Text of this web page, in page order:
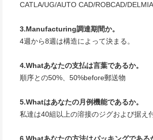
CATLA/UG/AUTO CAD/ROBCAD/DELMIA
3.Manufacturing調達期間か。
4週から8週は構造によって決まる。
4.Whatあなたの支払は言葉であるか。
順序との50%、50%before郵送物
5.Whatはあなたの月例機能であるか。
私達は40組以上の溶接のジグおよび据え